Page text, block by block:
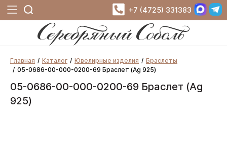
+7 (4725) 331383
Главная Каталог Ювелирные изделия
Браслеты
05-0686-00-000-0200-69 Браслет (Ag 925)
05-0686-00-000-0200-69 Браслет (Ag
925)